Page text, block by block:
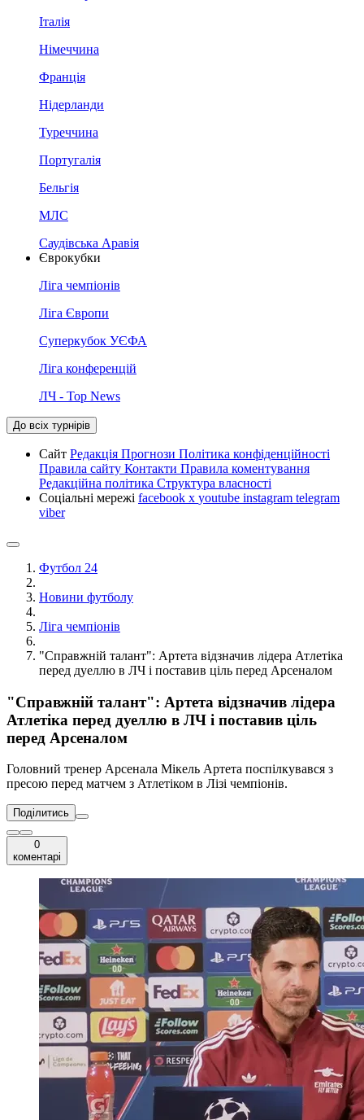
Італія
Німеччина
Франція
Нідерланди
Туреччина
Португалія
Бельгія
МЛС
Саудівська Аравія
Єврокубки
Ліга чемпіонів
Ліга Європи
Суперкубок УЄФА
Ліга конференцій
ЛЧ - Top News
До всіх турнірів
Сайт Редакція Прогнози Політика конфіденційності
Правила сайту Контакти Правила коментування
Редакційна політика Структура власності
Соціальні мережі facebook x youtube instagram telegram
viber
Футбол 24
Новини футболу
Ліга чемпіонів
"Справжній талант": Артета відзначив лідера Атлетіка
перед дуеллю в ЛЧ і поставив ціль перед Арсеналом
"Справжній талант": Артета відзначив лідера
Атлетіка перед дуеллю в ЛЧ і поставив ціль
перед Арсеналом
Головний тренер Арсенала Мікель Артета поспілкувався з
пресою перед матчем з Атлетіком в Лізі чемпіонів.
Поділитись
0
коментарі